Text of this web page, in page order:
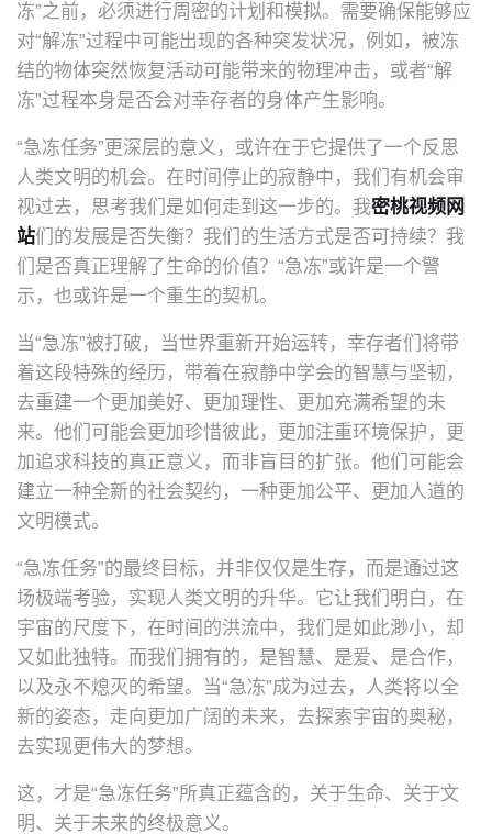
冻”之前，必须进行周密的计划和模拟。需要确保能够应
对“解冻”过程中可能出现的各种突发状况，例如，被冻
结的物体突然恢复活动可能带来的物理冲击，或者“解
冻”过程本身是否会对幸存者的身体产生影响。
“急冻任务”更深层的意义，或许在于它提供了一个反思
人类文明的机会。在时间停止的寂静中，我们有机会审
视过去，思考我们是如何走到这一步的。我密桃视频网
站们的发展是否失衡？我们的生活方式是否可持续？我
们是否真正理解了生命的价值？“急冻”或许是一个警
示，也或许是一个重生的契机。
当“急冻”被打破，当世界重新开始运转，幸存者们将带
着这段特殊的经历，带着在寂静中学会的智慧与坚韧，
去重建一个更加美好、更加理性、更加充满希望的未
来。他们可能会更加珍惜彼此，更加注重环境保护，更
加追求科技的真正意义，而非盲目的扩张。他们可能会
建立一种全新的社会契约，一种更加公平、更加人道的
文明模式。
“急冻任务”的最终目标，并非仅仅是生存，而是通过这
场极端考验，实现人类文明的升华。它让我们明白，在
宇宙的尺度下，在时间的洪流中，我们是如此渺小，却
又如此独特。而我们拥有的，是智慧、是爱、是合作，
以及永不熄灭的希望。当“急冻”成为过去，人类将以全
新的姿态，走向更加广阔的未来，去探索宇宙的奥秘，
去实现更伟大的梦想。
这，才是“急冻任务”所真正蕴含的，关于生命、关于文
明、关于未来的终极意义。